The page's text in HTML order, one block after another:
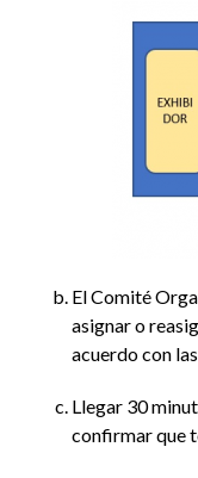
El Comité
asignar o
acuerdo con
Llegar 30
confirmar que